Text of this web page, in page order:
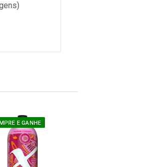
E GANHE